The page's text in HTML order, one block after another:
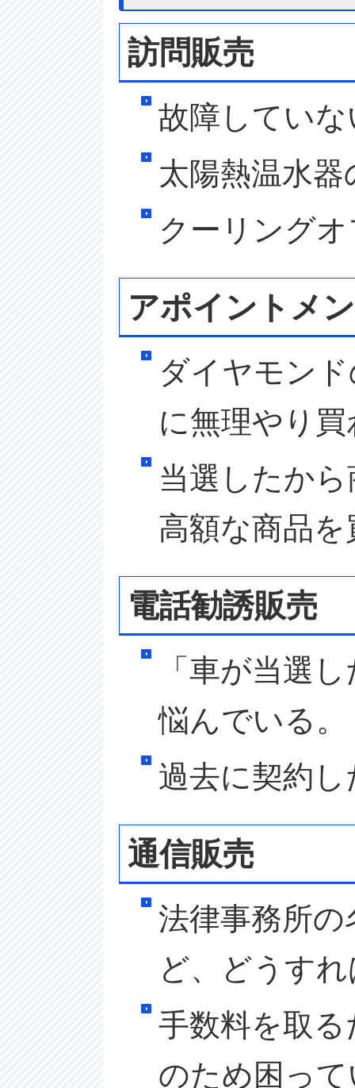
訪問販売
故障してい
太陽熱温水
クーリング
アポイントメ
ダイヤモン
に無理やり
当選したか
高額な商品
電話勧誘販売
「車が当選
悩んでいる。
過去に契約
通信販売
法律事務所
ど、どうす
手数料を取
のため困っ